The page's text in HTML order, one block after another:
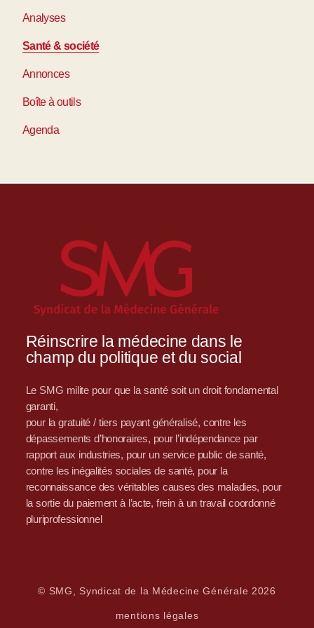
Analyses
Santé & société
Annonces
Boîte à outils
Agenda
Réinscrire la médecine dans le
champ du politique et du social
Le SMG milite pour que la santé soit un droit fondamental
garanti,
pour la gratuité / tiers payant généralisé, contre les
dépassements d’honoraires, pour l’indépendance par
rapport aux industries, pour un service public de santé,
contre les inégalités sociales de santé, pour la
reconnaissance des véritables causes des maladies, pour
la sortie du paiement à l’acte, frein à un travail coordonné
pluriprofessionnel
© SMG, Syndicat de la Médecine Générale 2026
mentions légales